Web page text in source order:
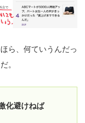
ら、何ていうんだっ
。
化避けねば